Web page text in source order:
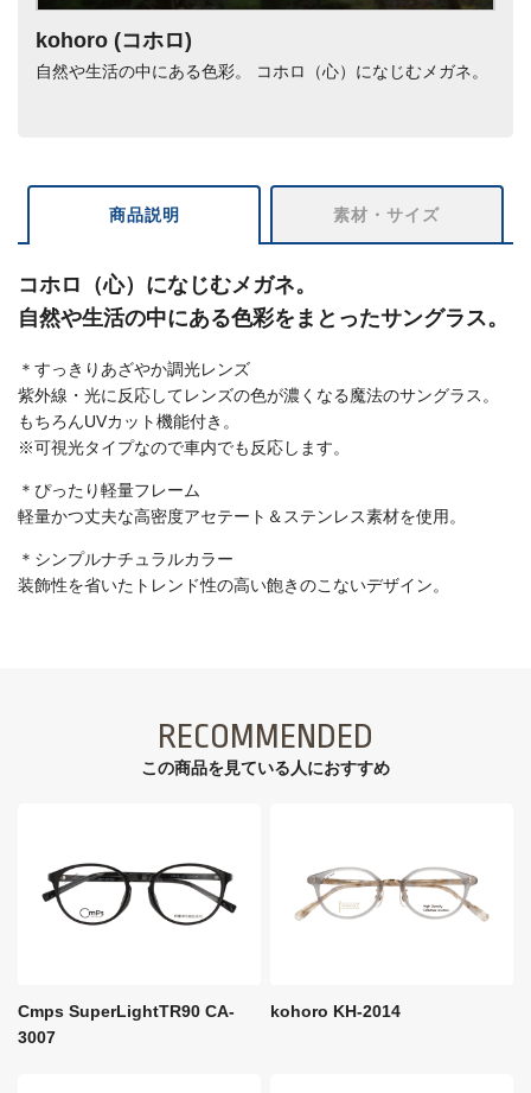
kohoro (コホロ)
自然や生活の中にある色彩。 コホロ（心）になじむメガネ。
商品説明 素材・サイズ
コホロ（心）になじむメガネ。
自然や生活の中にある色彩をまとったサングラス。
＊すっきりあざやか調光レンズ
紫外線・光に反応してレンズの色が濃くなる魔法のサングラス。
もちろんUVカット機能付き。
※可視光タイプなので車内でも反応します。
＊ぴったり軽量フレーム
軽量かつ丈夫な高密度アセテート＆ステンレス素材を使用。
＊シンプルナチュラルカラー
装飾性を省いたトレンド性の高い飽きのこないデザイン。
RECOMMENDED
この商品を見ている⼈におすすめ
Cmps SuperLightTR90 CA-
3007
kohoro KH-2014